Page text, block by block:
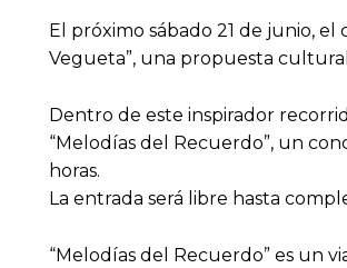
El próximo sábado 21 de junio,
Vegueta”, una propuesta cultural
Dentro de este inspirador
“Melodías del Recuerdo”, un
horas.
La entrada será libre hasta
“Melodías del Recuerdo” es un